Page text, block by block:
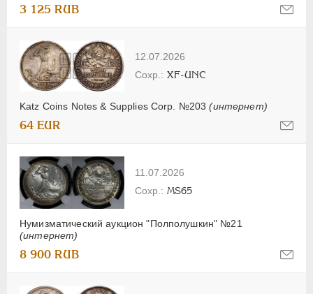
3 125 RUB
12.07.2026
Katz Coins Notes & Supplies Corp. №203(интернет)
XF-UNC
64 EUR
11.07.2026
Нумизматический аукцион "Полполушкин" №21
(интернет)
MS65
8 900 RUB